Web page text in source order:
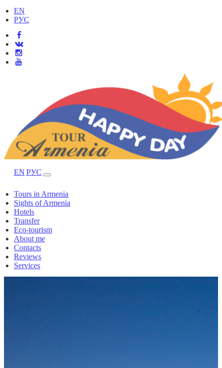
EN
РУС
EN РУС
Tours in Armenia
Sights of Armenia
Hotels
Transfer
Eco-tourism
About me
Contacts
Reviews
Services